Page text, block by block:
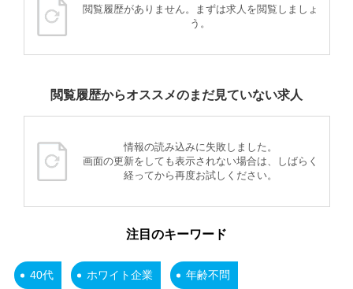
閲覧履歴がありません。まずは求人を閲覧しましょ
う。
閲覧履歴からオススメのまだ見ていない求人
情報の読み込みに失敗しました。
画面の更新をしても表示されない場合は、しばらく
経ってから再度お試しください。
注目のキーワード
40代 ホワイト企業 年齢不問